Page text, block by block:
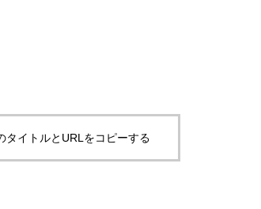
タイトルとURLをコピーする